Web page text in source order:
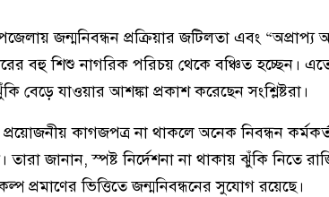
জন্মনিবন্ধন প্রক্রিয়ার জটিলতা এবং
বহু শিশু নাগরিক পরিচয় থেকে বঞ্চিত হচ্ছেন।
বেড়ে যাওয়ার আশঙ্কা প্রকাশ করেছেন সংশ্লিষ্টরা।
প্রয়োজনীয় কাগজপত্র না থাকলে অনেক নিবন্ধন
তারা জানান, স্পষ্ট নির্দেশনা না থাকায় ঝুঁকি নিতে
প্রমাণের ভিত্তিতে জন্মনিবন্ধনের সুযোগ রয়েছে।